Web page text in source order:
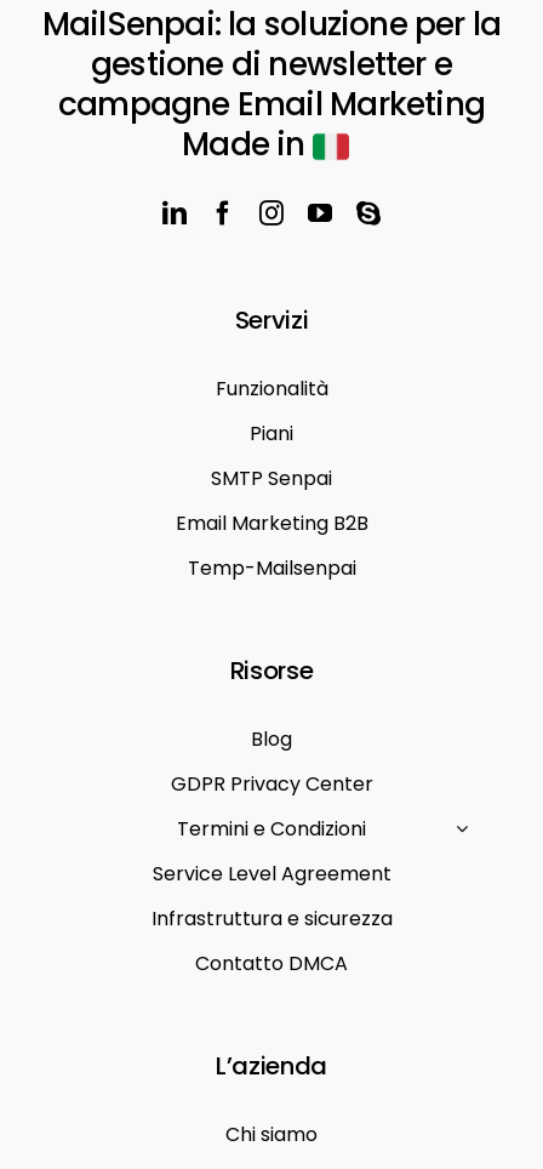
MailSenpai: la soluzione per la
gestione di newsletter e
campagne Email Marketing
Made in
Servizi
Funzionalità
Piani
SMTP Senpai
Email Marketing B2B
Temp-Mailsenpai
Risorse
Blog
GDPR Privacy Center
Termini e Condizioni
Service Level Agreement
Infrastruttura e sicurezza
Contatto DMCA
L’azienda
Chi siamo